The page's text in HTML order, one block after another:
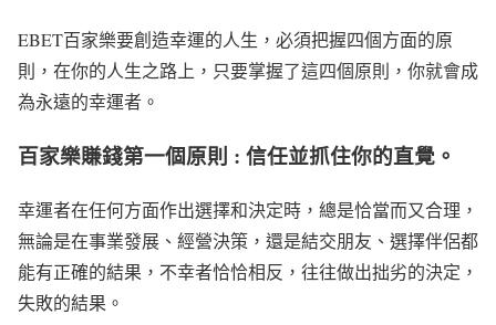
EBET百家樂要創造幸運的人生，必須把握四個方面的原
則，在你的人生之路上，只要掌握了這四個原則，你就會成
為永遠的幸運者。
百家樂賺錢第一個原則 : 信任並抓住你的直覺。
幸運者在任何方面作出選擇和決定時，總是恰當而又合理，
無論是在事業發展、經營決策，還是結交朋友、選擇伴侶都
能有正確的結果，不幸者恰恰相反，往往做出拙劣的決定，
失敗的結果。